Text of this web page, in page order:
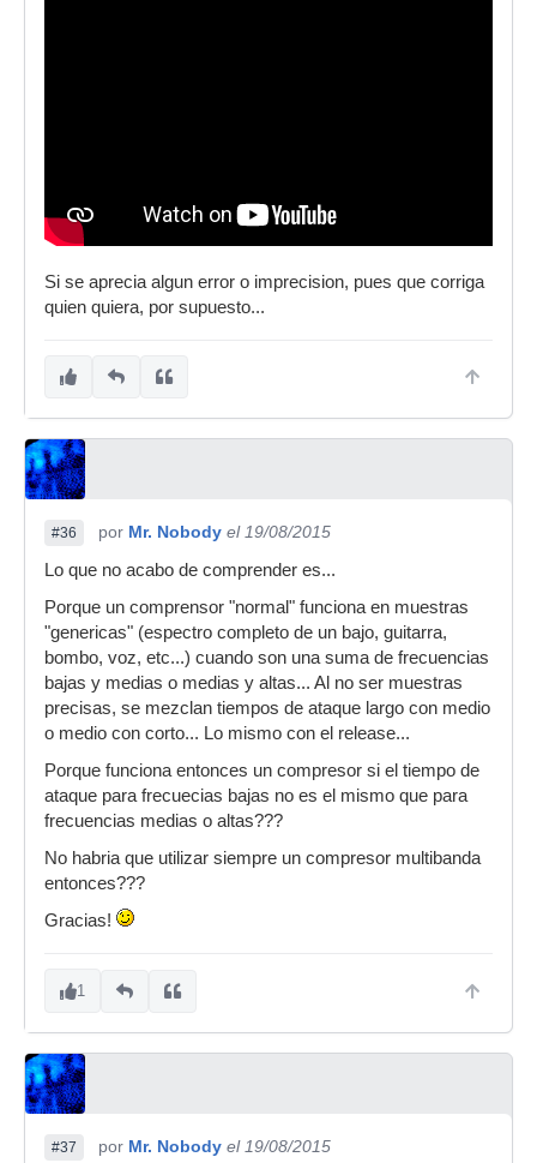
Si se aprecia algun error o imprecision, pues que corriga
quien quiera, por supuesto...
#36 por Mr. Nobody el 19/08/2015
Lo que no acabo de comprender es...
Porque un comprensor "normal" funciona en muestras
"genericas" (espectro completo de un bajo, guitarra,
bombo, voz, etc...) cuando son una suma de frecuencias
bajas y medias o medias y altas... Al no ser muestras
precisas, se mezclan tiempos de ataque largo con medio
o medio con corto... Lo mismo con el release...
Porque funciona entonces un compresor si el tiempo de
ataque para frecuecias bajas no es el mismo que para
frecuencias medias o altas???
No habria que utilizar siempre un compresor multibanda
entonces???
Gracias!
1
#37 por Mr. Nobody el 19/08/2015